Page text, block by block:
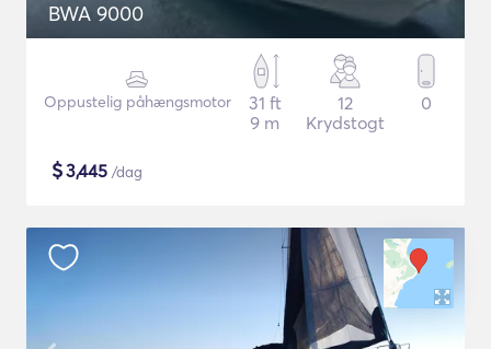
BWA 9000
Oppustelig påhængsmotor
31 ft
9 m
12
Krydstogt
0
$3,445 /dag